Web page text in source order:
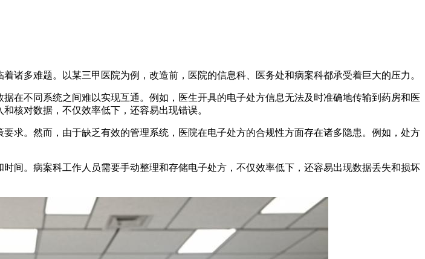
诸多难题。以某三甲医院为例，改造前，医院的信息科、医务处和病案科都承受着巨大的压力。
在不同系统之间难以实现互通。例如，医生开具的电子处方信息无法及时准确地传输到药房和医
核对数据，不仅效率低下，还容易出现错误。
求。然而，由于缺乏有效的管理系统，医院在电子处方的合规性方面存在诸多隐患。例如，处方
间。病案科工作人员需要手动整理和存储电子处方，不仅效率低下，还容易出现数据丢失和损坏